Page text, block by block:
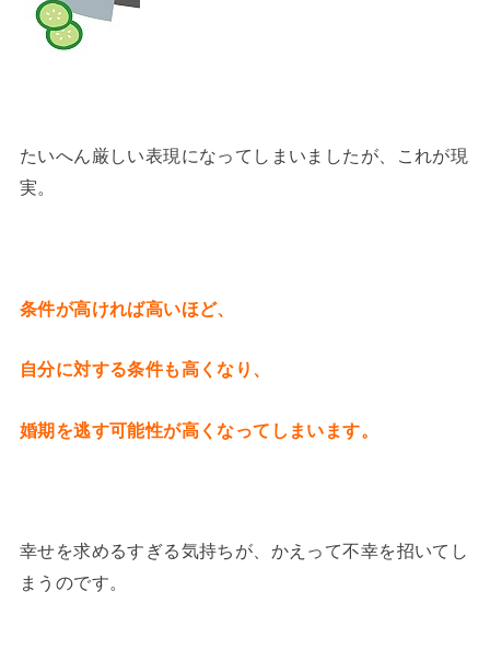
たいへん厳しい表現になってしまいましたが、これが現
実。
条件が高ければ高いほど、
自分に対する条件も高くなり、
婚期を逃す可能性が高くなってしまいます。
幸せを求めるすぎる気持ちが、かえって不幸を招いてし
まうのです。